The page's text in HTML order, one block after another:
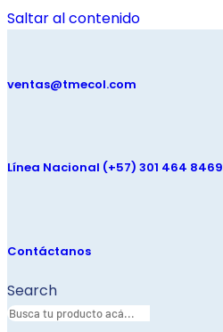
Saltar al contenido
ventas@tmecol.com
Línea Nacional (+57) 301 464 8469
Contáctanos
Search